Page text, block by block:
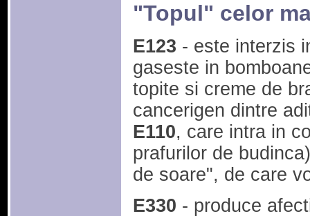
"Topul" celor
E123 - este interzis
gaseste in
topite si creme de
cancerigen dintre
E110, care intra in
prafurilor de
de soare", de care
E330 - produce